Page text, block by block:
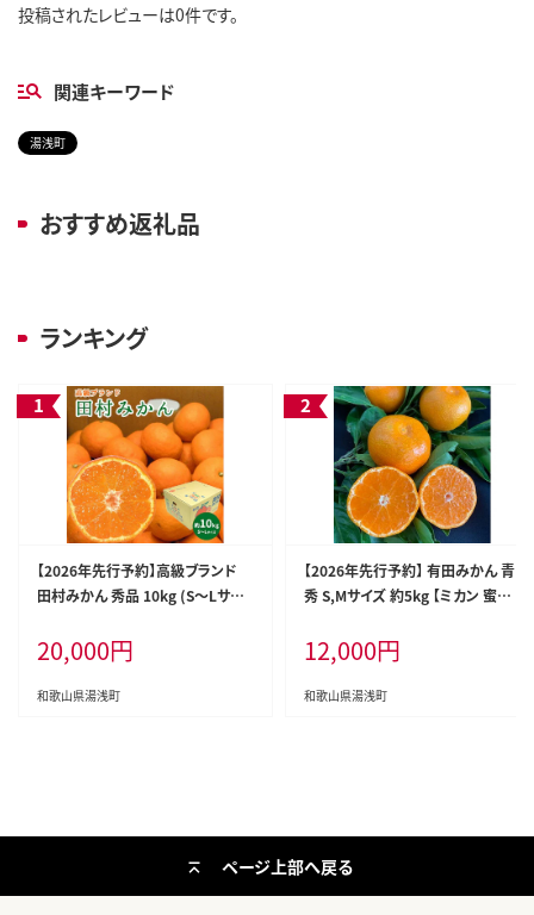
投稿されたレビューは0件です。
関連キーワード
湯浅町
おすすめ返礼品
ランキング
【2026年先行予約】高級ブランド
田村みかん 秀品 10kg (S～Lサイ
州みかん 有田みかん】_DN6015
20,000円
和歌山県湯浅町
【2026年先行予約】 有田みかん 青
秀 S,Мサイズ 約5kg 【ミカン 蜜柑
山 贈答 ギフト】_BF6009n
12,000円
和歌山県湯浅町
ページ上部へ戻る